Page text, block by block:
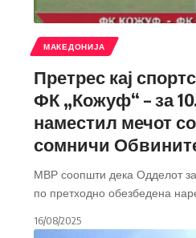
МАКЕДОНИЈА
Претрес кај
ФК „Кожуф“ – за
наместил мечот
сомничи
МВР соопшти дека Одделот
по претходно обезбедена
16/08/2025